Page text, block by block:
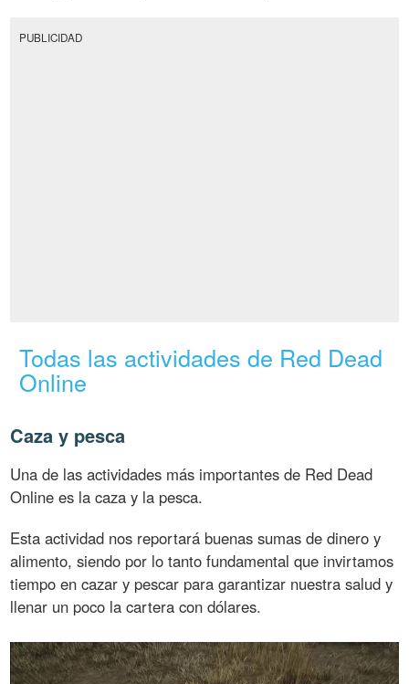
PUBLICIDAD
Todas las actividades de Red Dead
Online
Caza y pesca
Una de las actividades más importantes de Red Dead
Online es la caza y la pesca.
Esta actividad nos reportará buenas sumas de dinero y
alimento, siendo por lo tanto fundamental que invirtamos
tiempo en cazar y pescar para garantizar nuestra salud y
llenar un poco la cartera con dólares.